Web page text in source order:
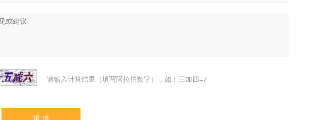
请输入计算结果（填写阿拉伯数字），如：三加四=7